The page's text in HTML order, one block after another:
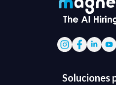
Soluciones